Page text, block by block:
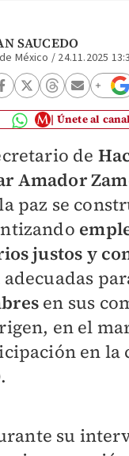
SAUCEDO
México / 24.11.2025
Únete al
de
Amador
paz se
justos y
adecuadas
en sus
en el
en la
.
su